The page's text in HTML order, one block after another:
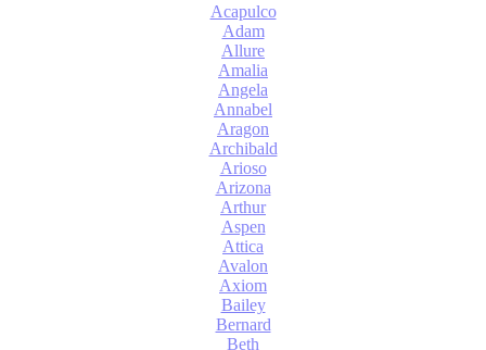
Acapulco
Adam
Allure
Amalia
Angela
Annabel
Aragon
Archibald
Arioso
Arizona
Arthur
Aspen
Attica
Avalon
Axiom
Bailey
Bernard
Beth